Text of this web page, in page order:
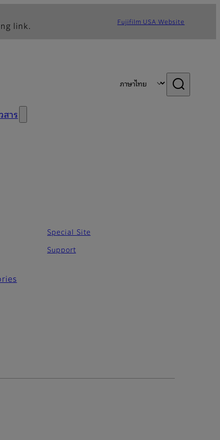
link. Fujifilm USA Website
สาร
Special Site
Support